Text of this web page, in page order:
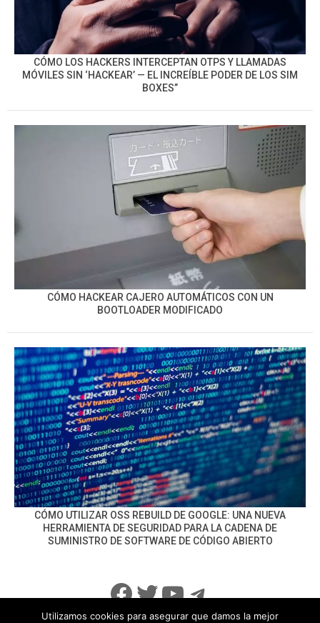
CÓMO LOS HACKERS INTERCEPTAN OTPS Y LLAMADAS
MÓVILES SIN ‘HACKEAR’ — EL INCREÍBLE PODER DE LOS SIM
BOXES”
CÓMO HACKEAR CAJERO AUTOMÁTICOS CON UN
BOOTLOADER MODIFICADO
CÓMO UTILIZAR OSS REBUILD DE GOOGLE: UNA NUEVA
HERRAMIENTA DE SEGURIDAD PARA LA CADENA DE
SUMINISTRO DE SOFTWARE DE CÓDIGO ABIERTO
Facebook
Twitter
YouTube
Telegram
Utilizamos cookies para asegurar que damos la mejor